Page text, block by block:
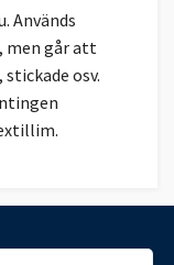
Används
men går att
osv.